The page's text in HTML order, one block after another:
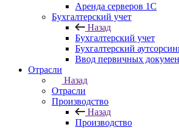
Аренда серверов 1С
Бухгалтерский учет
Назад
Бухгалтерский учет
Бухгалтерский
Ввод первичных
Отрасли
Назад
Отрасли
Производство
Назад
Производство